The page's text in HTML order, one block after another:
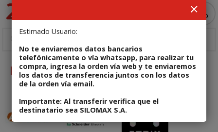
Estimado Usuario:
No te enviaremos datos bancarios
telefónicamente o vía whatsapp, para realizar tu
compra, ingresa la orden vía web y te enviaremos
los datos de transferencia juntos con los datos
de la orden vía email.
Importante: Al transferir verifica que el
destinatario sea SILOMAX S.A.
Marcas